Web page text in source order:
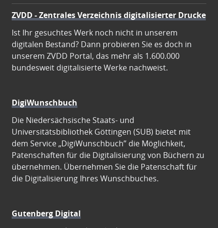
ZVDD - Zentrales Verzeichnis digitalisierter Drucke
Ist Ihr gesuchtes Werk noch nicht in unserem
digitalen Bestand? Dann probieren Sie es doch in
unserem ZVDD Portal, das mehr als 1.600.000
bundesweit digitalisierte Werke nachweist.
DigiWunschbuch
Die Niedersächsische Staats- und
Universitätsbibliothek Göttingen (SUB) bietet mit
dem Service „DigiWunschbuch” die Möglichkeit,
Patenschaften für die Digitalisierung von Büchern zu
übernehmen. Übernehmen Sie die Patenschaft für
die Digitalisierung Ihres Wunschbuches.
Gutenberg Digital